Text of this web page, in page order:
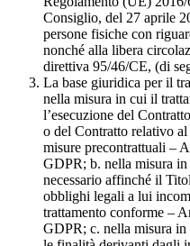
Consiglio, del 27 aprile
persone fisiche con
nonché alla libera
direttiva 95/46/CE, (di
La base giuridica per il
nella misura in cui il
l’esecuzione del
o del Contratto relativo
misure precontrattuali –
GDPR; b. nella misura
necessario affinché il
obblighi legali a lui
trattamento conforme –
GDPR; c. nella misura in